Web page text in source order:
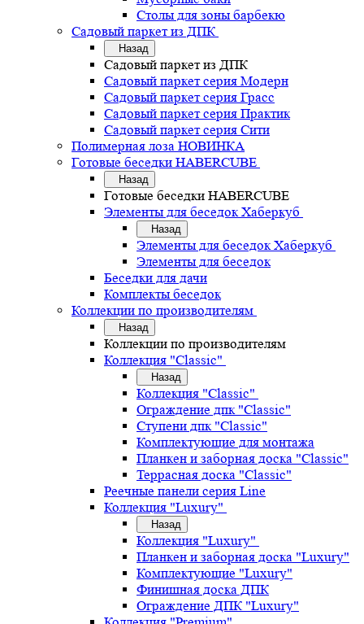
Столы для зоны барбекю
Садовый паркет из ДПК
Назад
Садовый паркет из ДПК
Садовый паркет серия Mодерн
Садовый паркет серия Грасс
Садовый паркет серия Практик
Садовый паркет серия Сити
Полимерная лоза НОВИНКА
Готовые беседки HABERCUBE
Назад
Готовые беседки HABERCUBE
Элементы для беседок Хаберкуб
Назад
Элементы для беседок Хаберкуб
Элементы для беседок
Беседки для дачи
Комплекты беседок
Коллекции по производителям
Назад
Коллекции по производителям
Коллекция "Classic"
Назад
Коллекция "Classic"
Ограждение дпк "Classic"
Ступени дпк "Classic"
Комплектующие для монтажа
Планкен и заборная доска "Classic"
Террасная доска "Classic"
Реечные панели серия Line
Коллекция "Luxury"
Назад
Коллекция "Luxury"
Планкен и заборная доска "Luxury"
Комплектующие "Luxury"
Финишная доска ДПК
Ограждение ДПК "Luxury"